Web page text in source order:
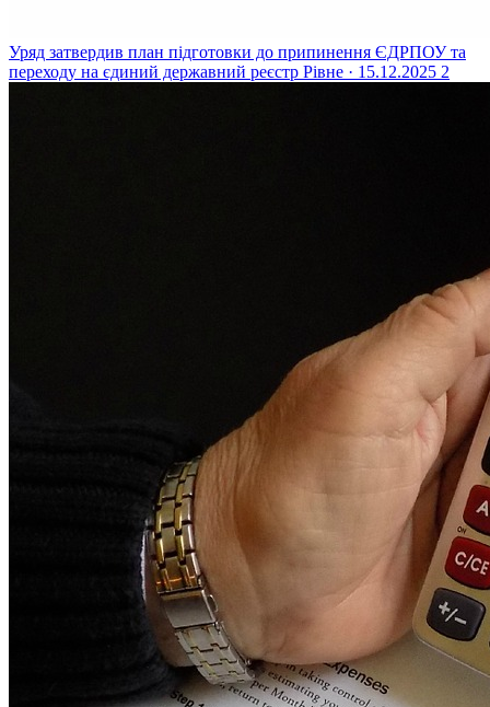
Уряд затвердив план підготовки до припинення ЄДРПОУ та
переходу на єдиний державний реєстр Рівне · 15.12.2025 2